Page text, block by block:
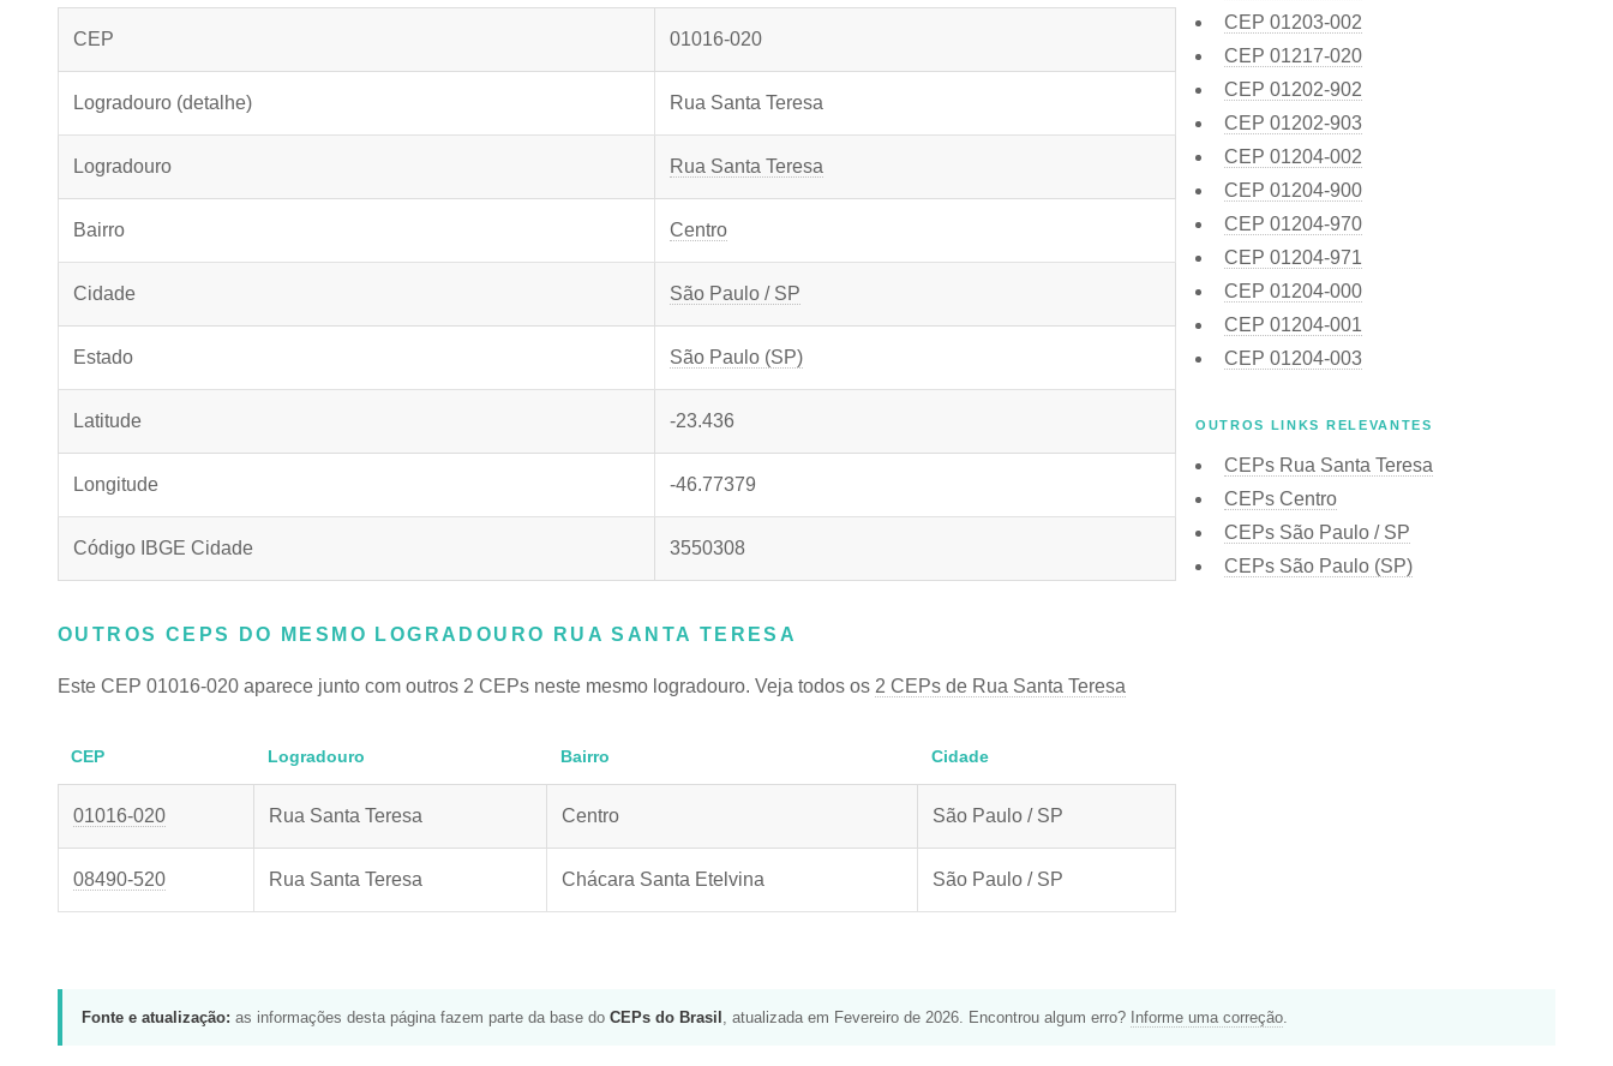
CEP 01016-020
Logradouro (detalhe) Rua Santa Teresa
Logradouro Rua Santa Teresa
Bairro Centro
Cidade São Paulo / SP
Estado São Paulo (SP)
Latitude -23.436
Longitude -46.77379
Código IBGE Cidade 3550308
OUTROS CEPS DO MESMO LOGRADOURO RUA SANTA TERESA
Este CEP 01016-020 aparece junto com outros 2 CEPs neste mesmo logradouro. Veja todos os 2 CEPs de Rua Santa Teresa
CEP Logradouro Bairro Cidade
01016-020 Rua Santa Teresa Centro São Paulo / SP
08490-520 Rua Santa Teresa Chácara Santa Etelvina São Paulo / SP
CEP 01203-002
CEP 01217-020
CEP 01202-902
CEP 01202-903
CEP 01204-002
CEP 01204-900
CEP 01204-970
CEP 01204-971
CEP 01204-000
CEP 01204-001
CEP 01204-003
OUTROS LINKS RELEVANTES
CEPs Rua Santa Teresa
CEPs Centro
CEPs São Paulo / SP
CEPs São Paulo (SP)
Fonte e atualização: as informações desta página fazem parte da base do CEPs do Brasil , atualizada em Fevereiro de 2026. Encontrou algum erro? Informe uma correção